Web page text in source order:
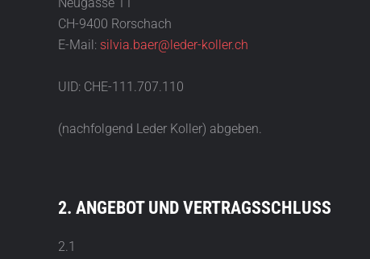
CH-9400 Rorschach
E-Mail: silvia.baer@leder-koller.ch
UID: CHE-111.707.110
(nachfolgend Leder Koller) abgeben.
2. ANGEBOT UND VERTRAGSSCHLUSS
2.1